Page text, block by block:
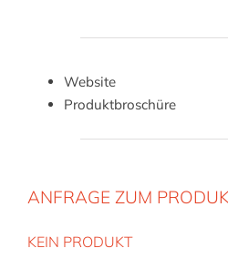
Website
Produktbroschüre
ANFRAGE ZUM
Bitte
KEIN PRODUKT